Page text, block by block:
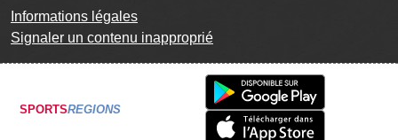
Informations légales
Signaler un contenu inapproprié
SPORTSREGIONS